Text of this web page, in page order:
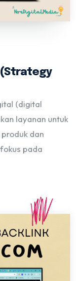
(Strategy
(digital
layanan untuk
dan
pada